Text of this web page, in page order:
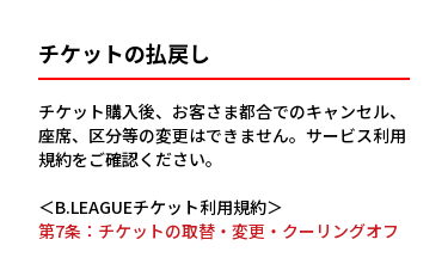
チケットの払戻し
チケット購入後、お客さま都合でのキャンセル、
座席、区分等の変更はできません。サービス利用
規約をご確認ください。
＜B.LEAGUEチケット利用規約＞
第7条：チケットの取替・変更・クーリングオフ